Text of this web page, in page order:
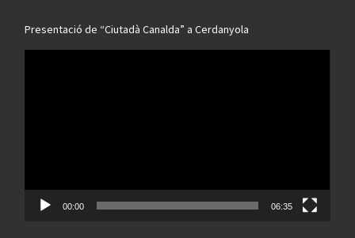
Presentació de “Ciutadà Canalda” a Cerdanyola
00:00 06:35